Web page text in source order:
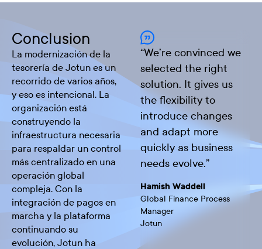
Conclusion
La modernización de la
tesorería de Jotun es un
recorrido de varios años,
y eso es intencional. La
organización está
construyendo la
infraestructura necesaria
para respaldar un control
más centralizado en una
operación global
compleja. Con la
integración de pagos en
marcha y la plataforma
continuando su
evolución, Jotun ha
“We’re convinced we
selected the right
solution. It gives us
the flexibility to
introduce changes
and adapt more
quickly as business
needs evolve.”
Hamish Waddell
Global Finance Process
Manager
Jotun